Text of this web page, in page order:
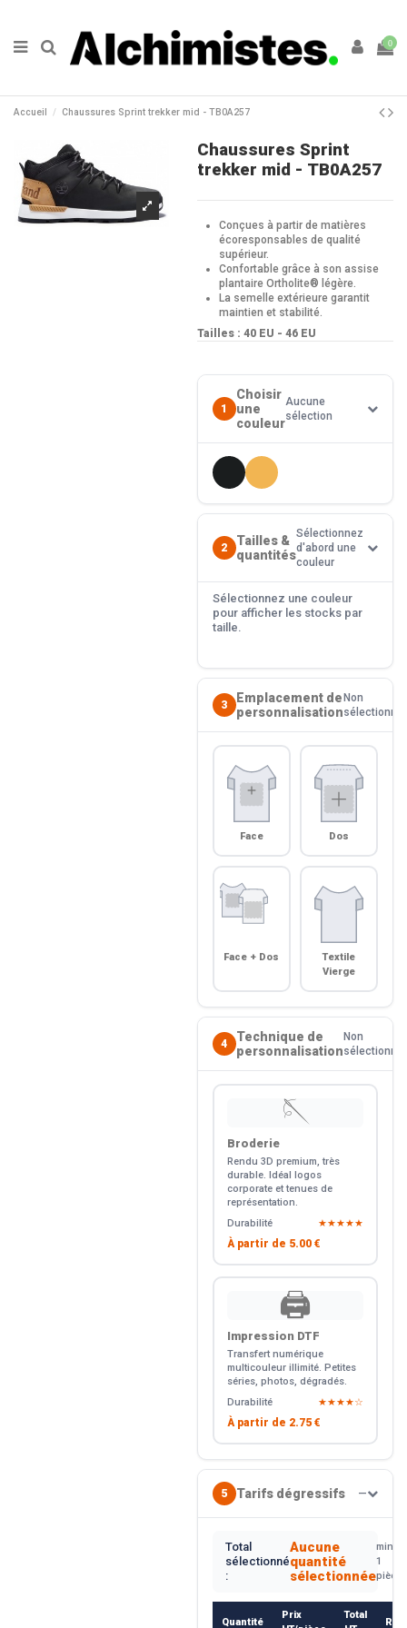
0
Accueil Chaussures Sprint trekker mid - TB0A257
Chaussures Sprint
trekker mid - TB0A257
Conçues à partir de matières
écoresponsables de qualité
supérieur.
Confortable grâce à son assise
plantaire Ortholite® légère.
La semelle extérieure garantit
maintien et stabilité.
Tailles : 40 EU - 46 EU
1
Choisir
une
couleur
Aucune
sélection
2
Tailles &
quantités
Sélectionnez
d'abord une
couleur
Sélectionnez une couleur
pour afficher les stocks par
taille.
3
Emplacement de
personnalisation
Non
sélectionné
Face Dos
Face + Dos
Textile
Vierge
4
Technique de
personnalisation
Non
sélectionné
🪡
Broderie
Rendu 3D premium, très
durable. Idéal logos
corporate et tenues de
représentation.
Durabilité
★★★★★
À partir de 5.00 €
🖨️
Impression DTF
Transfert numérique
multicouleur illimité. Petites
séries, photos, dégradés.
Durabilité
★★★★☆
À partir de 2.75 €
5 Tarifs dégressifs —
Total
sélectionné
:
Aucune
quantité
sélectionnée
min.
1
pièce
Quantité
Prix
Total